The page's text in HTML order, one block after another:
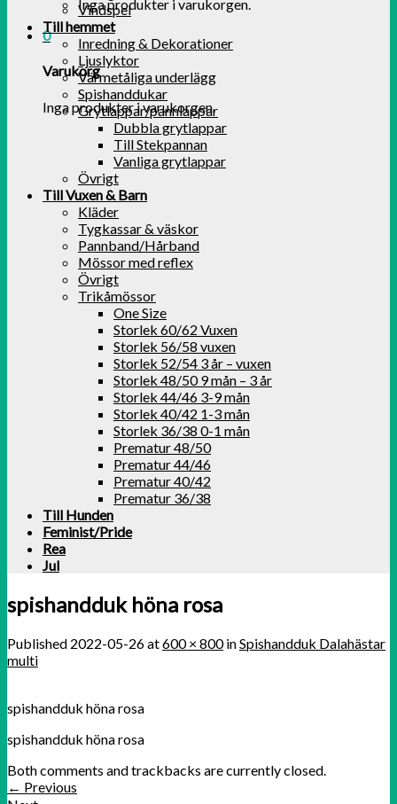
Inga produkter i varukorgen.
0
Varukorg
Inga produkter i varukorgen.
Vindspel
Till hemmet
Inredning & Dekorationer
Ljuslyktor
Värmetåliga underlägg
Spishanddukar
Grytlappar/pannlappar
Dubbla grytlappar
Till Stekpannan
Vanliga grytlappar
Övrigt
Till Vuxen & Barn
Kläder
Tygkassar & väskor
Pannband/Hårband
Mössor med reflex
Övrigt
Trikåmössor
One Size
Storlek 60/62 Vuxen
Storlek 56/58 vuxen
Storlek 52/54 3 år – vuxen
Storlek 48/50 9 mån – 3 år
Storlek 44/46 3-9 mån
Storlek 40/42 1-3 mån
Storlek 36/38 0-1 mån
Prematur 48/50
Prematur 44/46
Prematur 40/42
Prematur 36/38
Till Hunden
Feminist/Pride
Rea
Jul
spishandduk höna rosa
Published 2022-05-26at600 × 800inSpishandduk Dalahästar
multi
spishandduk höna rosa
spishandduk höna rosa
Both comments and trackbacks are currently closed.
← Previous